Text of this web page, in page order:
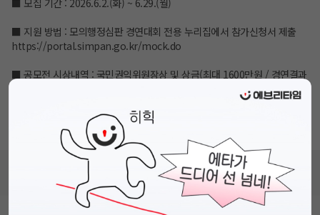
■ 모집 기간 : 2026.6.2.(화) ~ 6.29.(월)
■ 지원 방법 : 모의행정심판 경연대회 전용 누리집에서 참가신청서 제출
https://portal.simpan.go.kr/mock.do
■ 공모전 시상내역 : 국민권익위원장상 및 상금(최대 1600만원 / 경연결과
■ 문의 사항 : 모의행정심판 경연대회 전용 누리집의 Q&A 게시판 활용
https://portal.simpan.go.kr/mock.do